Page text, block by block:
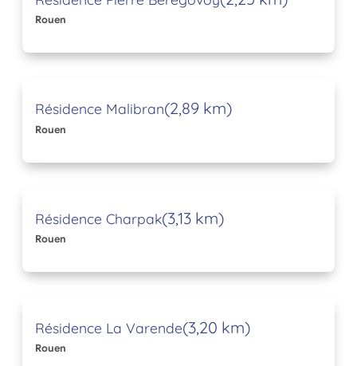
Rouen
Résidence Malibran(2,89 km)
Rouen
Résidence Charpak(3,13 km)
Rouen
Résidence La Varende(3,20 km)
Rouen